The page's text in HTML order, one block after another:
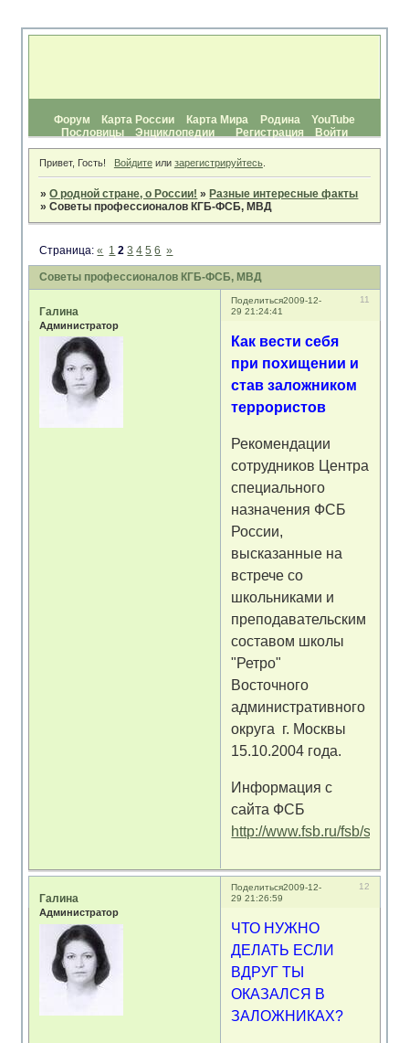
Форум Карта России Карта Мира Родина
YouTube
Пословицы
Энциклопедии Регистрация Войти
Привет, Гость! Войдитеили зарегистрируйтесь.
»О родной стране, о России! »Разные интересные факты
»Советы профессионалов КГБ-ФСБ, МВД
Советы профессионалов КГБ-ФСБ, МВД
Страница:« 1 2 3 4 5 6 »
Поделиться 11
2009-12-
29 21:24:41
Галина
Администратор
Как вести себя
при похищении и
став заложником
террористов
Рекомендации
сотрудников Центра
специального
назначения ФСБ
России,
высказанные на
встрече со
школьниками и
преподавательским
составом школы
"Ретро"
Восточного
административного
округа г. Москвы
15.10.2004 года.
Информация с
сайта ФСБ
http://www.fsb.ru/fsb/
Поделиться 12
2009-12-
29 21:26:59
Галина
Администратор
ЧТО НУЖНО
ДЕЛАТЬ ЕСЛИ
ВДРУГ ТЫ
ОКАЗАЛСЯ В
ЗАЛОЖНИКАХ?